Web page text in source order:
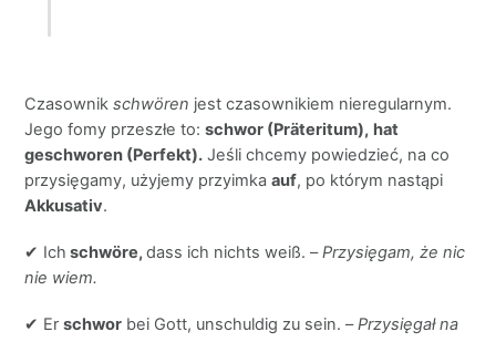
Czasownikschwören jest czasownikiem nieregularnym.
Jego fomy przeszłe to:schwor (Präteritum), hat
geschworen (Perfekt). Jeśli chcemy powiedzieć, na co
przysięgamy, użyjemy przyimkaauf, po którym nastąpi
Akkusativ.
✔ Ich schwöre,dass ich nichts weiß. –Przysięgam, że nic
nie wiem.
✔ Erschwor bei Gott, unschuldig zu sein. –Przysięgał na